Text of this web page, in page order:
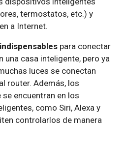
termostatos, etc.) y
a Internet.
para conectar
casa inteligente, pero ya
luces se conectan
router. Además, los
encuentran en los
como Siri, Alexa y
controlarlos de manera